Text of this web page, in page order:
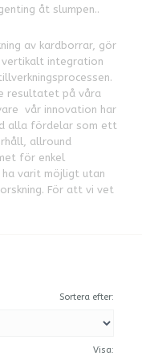
åt slumpen..
av kardborrar, gör
vertikalt integration
resultatet på våra
vår innovation har
alla fördelar som ett
allround
för enkel
varit möjligt utan
För att vi vet
Sortera efter:
Visa: